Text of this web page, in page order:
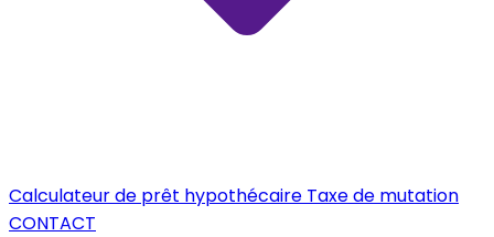
Calculateur de prêt hypothécaire Taxe de mutation
CONTACT